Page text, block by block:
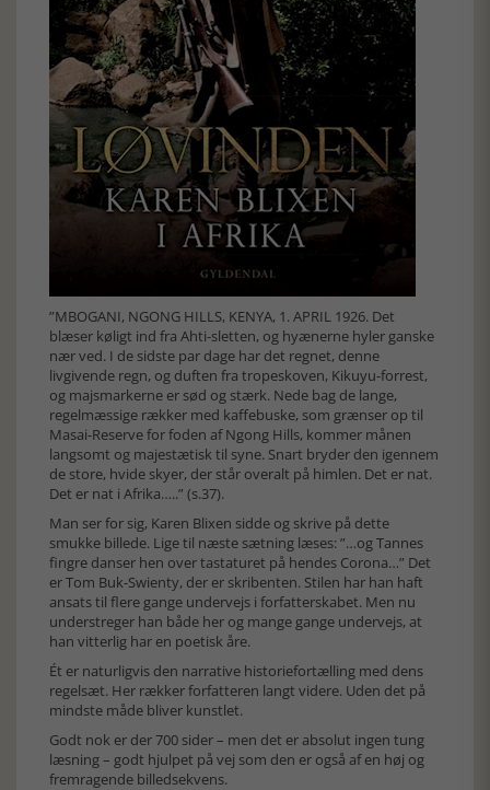
”MBOGANI, NGONG HILLS, KENYA, 1. APRIL 1926. Det
blæser køligt ind fra Ahti-sletten, og hyænerne hyler ganske
nær ved. I de sidste par dage har det regnet, denne
livgivende regn, og duften fra tropeskoven, Kikuyu-forrest,
og majsmarkerne er sød og stærk. Nede bag de lange,
regelmæssige rækker med kaffebuske, som grænser op til
Masai-Reserve for foden af Ngong Hills, kommer månen
langsomt og majestætisk til syne. Snart bryder den igennem
de store, hvide skyer, der står overalt på himlen. Det er nat.
Det er nat i Afrika…..” (s.37).
Man ser for sig, Karen Blixen sidde og skrive på dette
smukke billede. Lige til næste sætning læses: ”…og Tannes
fingre danser hen over tastaturet på hendes Corona…” Det
er Tom Buk-Swienty, der er skribenten. Stilen har han haft
ansats til flere gange undervejs i forfatterskabet. Men nu
understreger han både her og mange gange undervejs, at
han vitterlig har en poetisk åre.
Ét er naturligvis den narrative historiefortælling med dens
regelsæt. Her rækker forfatteren langt videre. Uden det på
mindste måde bliver kunstlet.
Godt nok er der 700 sider – men det er absolut ingen tung
læsning – godt hjulpet på vej som den er også af en høj og
fremragende billedsekvens.